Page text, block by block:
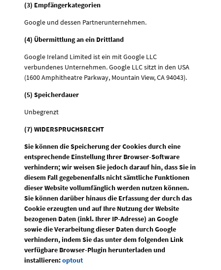
(3) Empfängerkategorien
Google und dessen Partnerunternehmen.
(4) Übermittlung an ein Drittland
Google Ireland Limited ist ein mit Google LLC
verbundenes Unternehmen. Google LLC sitzt in den USA
(1600 Amphitheatre Parkway, Mountain View, CA 94043).
(5) Speicherdauer
Unbegrenzt
(7) WIDERSPRUCHSRECHT
Sie können die Speicherung der Cookies durch eine
entsprechende Einstellung Ihrer Browser-Software
verhindern; wir weisen Sie jedoch darauf hin, dass Sie in
diesem Fall gegebenenfalls nicht sämtliche Funktionen
dieser Website vollumfänglich werden nutzen können.
Sie können darüber hinaus die Erfassung der durch das
Cookie erzeugten und auf Ihre Nutzung der Website
bezogenen Daten (inkl. Ihrer IP-Adresse) an Google
sowie die Verarbeitung dieser Daten durch Google
verhindern, indem Sie das unter dem folgenden Link
verfügbare Browser-Plugin herunterladen und
installieren:optout